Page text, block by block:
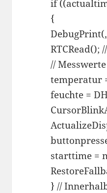
if
{
RTCRead();
//
temperatur
feuchte =
starttime =
} //